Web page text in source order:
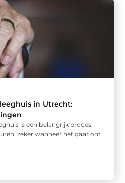
in Utrecht:
is een belangrijk proces
zeker wanneer het gaat om